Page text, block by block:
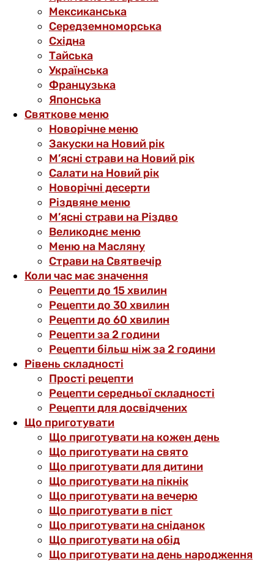
Мексиканська
Середземноморська
Східна
Тайська
Українська
Французька
Японська
Святкове меню
Новорічне меню
Закуски на Новий рік
М’ясні страви на Новий рік
Салати на Новий рік
Новорічні десерти
Різдвяне меню
М’ясні страви на Різдво
Великоднє меню
Меню на Масляну
Страви на Святвечір
Коли час має значення
Рецепти до 15 хвилин
Рецепти до 30 хвилин
Рецепти до 60 хвилин
Рецепти за 2 години
Рецепти більш ніж за 2 години
Рівень складності
Прості рецепти
Рецепти середньої складності
Рецепти для досвідчених
Що приготувати
Що приготувати на кожен день
Що приготувати на свято
Що приготувати для дитини
Що приготувати на пікнік
Що приготувати на вечерю
Що приготувати в піст
Що приготувати на сніданок
Що приготувати на обід
Що приготувати на день народження